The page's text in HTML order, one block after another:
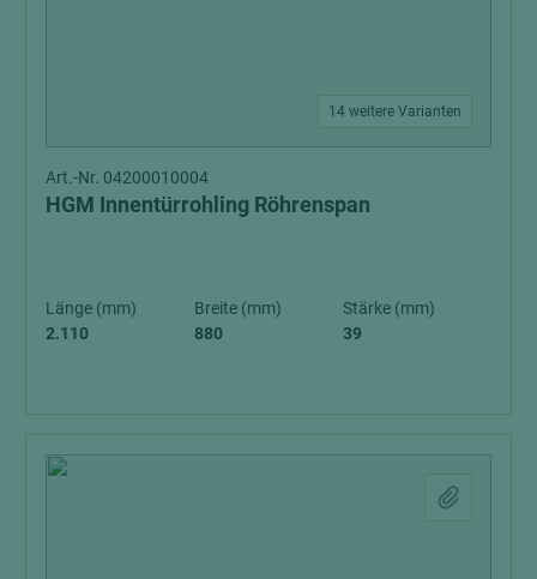
14 weitere Varianten
Art.-Nr. 04200010004
HGM Innentürrohling Röhrenspan
Länge (mm)
2.110
Breite (mm)
880
Stärke (mm)
39